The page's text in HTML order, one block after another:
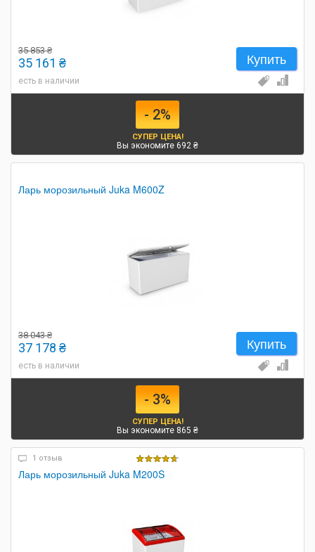
Купить
35 853 ₴
35 161 ₴
есть в наличии
- 2%
СУПЕР ЦЕНА!
Вы экономите 692 ₴
Ларь морозильный Juka M600Z
Купить
38 043 ₴
37 178 ₴
есть в наличии
- 3%
СУПЕР ЦЕНА!
Вы экономите 865 ₴
1 отзыв
Ларь морозильный Juka M200S